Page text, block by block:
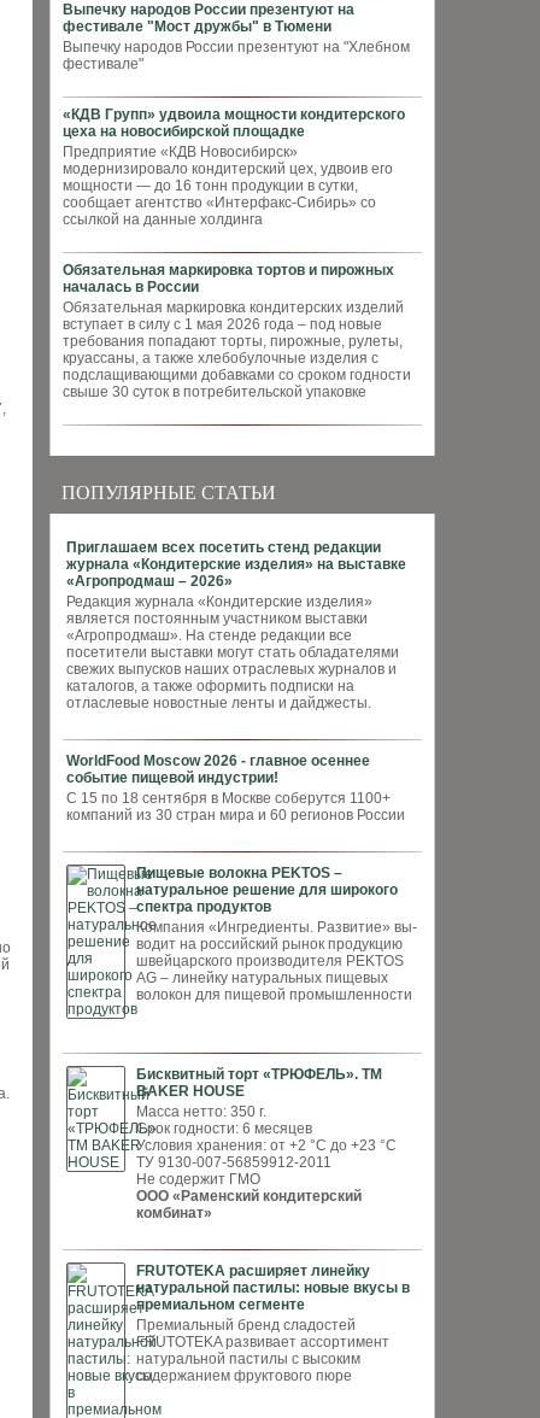
Выпечку народов России презентуют на
фестивале "Мост дружбы" в Тюмени
Выпечку народов России презентуют на "Хлебном
фестивале"
«КДВ Групп» удвоила мощности кондитерского
цеха на новосибирской площадке
Предприятие «КДВ Новосибирск»
модернизировало кондитерский цех, удвоив его
мощности — до 16 тонн продукции в сутки,
сообщает агентство «Интерфакс-Сибирь» со
ссылкой на данные холдинга
Обязательная маркировка тортов и пирожных
началась в России
Обязательная маркировка кондитерских изделий
вступает в силу с 1 мая 2026 года – под новые
требования попадают торты, пирожные, рулеты,
круассаны, а также хлебобулочные изделия с
подслащивающими добавками со сроком годности
свыше 30 суток в потребительской упаковке
ПОПУЛЯРНЫЕ СТАТЬИ
Приглашаем всех посетить стенд редакции
журнала «Кондитерские изделия» на выставке
«Агропродмаш – 2026»
Редакция журнала «Кондитерские изделия»
является постоянным участником выставки
«Агропродмаш». На стенде редакции все
посетители выставки могут стать обладателями
свежих выпусков наших отраслевых журналов и
каталогов, а также оформить подписки на
отласлевые новостные ленты и дайджесты.
WorldFood Moscow 2026 - главное осеннее
событие пищевой индустрии!
С 15 по 18 сентября в Москве соберутся 1100+
компаний из 30 стран мира и 60 регионов России
Пищевые волокна PEKTOS –
натуральное решение для широкого
спектра продуктов
Компания «Ингредиенты. Развитие» вы­
водит на российский рынок продукцию
швей­царского производителя PEKTOS
AG – ли­нейку натуральных пищевых
волокон для пи­щевой промышленности
Бисквитный торт «ТРЮФЕЛЬ». ТМ
BAKER HOUSE
Масса нетто: 350 г.
Срок годности: 6 месяцев
Условия хранения: от +2 °С до +23 °С
ТУ 9130-007-56859912-2011
Не содержит ГМО
ООО «Раменский кондитерский
комбинат»
FRUTOTEKA расширяет линейку
натуральной пастилы: новые вкусы в
премиальном сегменте
Премиальный бренд сладостей
FRUTOTEKA развивает ассортимент
натуральной пастилы с высоким
содержанием фруктового пюре